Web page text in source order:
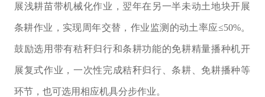
展浅耕苗带机械化作业，翌年在另一半未动土地块开展
条耕作业，实现周年交替，作业监测的动土率应≤50%。
鼓励选用带有秸秆归行和条耕功能的免耕精量播种机开
展复式作业，一次性完成秸秆归行、条耕、免耕播种等
环节，也可选用相应机具分步作业。